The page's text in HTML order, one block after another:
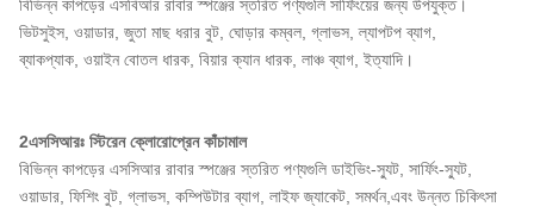
বিভিন্ন কাপড়ের এসবিআর রাবার স্পঞ্জের স্তরিত পণ্যগুলি সার্ফিংয়ের জন্য উপযুক্ত।
ভিটসুইস, ওয়াডার, জুতা মাছ ধরার বুট, ঘোড়ার কম্বল, গ্লাভস, ল্যাপটপ ব্যাগ,
ব্যাকপ্যাক, ওয়াইন বোতল ধারক, বিয়ার ক্যান ধারক, লাঞ্চ ব্যাগ, ইত্যাদি।
2এসসিআরঃ স্টিরেন ক্লোরোপ্রেন কাঁচামাল
বিভিন্ন কাপড়ের এসসিআর রাবার স্পঞ্জের স্তরিত পণ্যগুলি ডাইভিং-স্যুট, সার্ফিং-স্যুট,
ওয়াডার, ফিশিং বুট, গ্লাভস, কম্পিউটার ব্যাগ, লাইফ জ্যাকেট, সমর্থন,এবং উন্নত চিকিৎসা